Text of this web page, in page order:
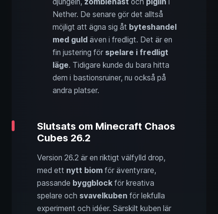
djungeln, zombiehäst och piglin
Nether. De senare gör det alltså
möjligt att ägna sig åt byteshandel
med guld även i fredligt. Det är en
fin justering för spelare i fredligt
läge. Tidigare kunde du bara hitta
dem i bastionsruiner, nu också på
andra platser.
Slutsats om Minecraft Chaos
Cubes 26.2
Version 26.2 är en riktigt välfylld drop,
med ett nytt biom för äventyrare,
passande byggblock för kreativa
spelare och svavelkuben för lekfulla
experiment och idéer. Särskilt kuben lär